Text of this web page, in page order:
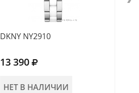
DKNY NY2910
13 390
НЕТ В НАЛИЧИИ